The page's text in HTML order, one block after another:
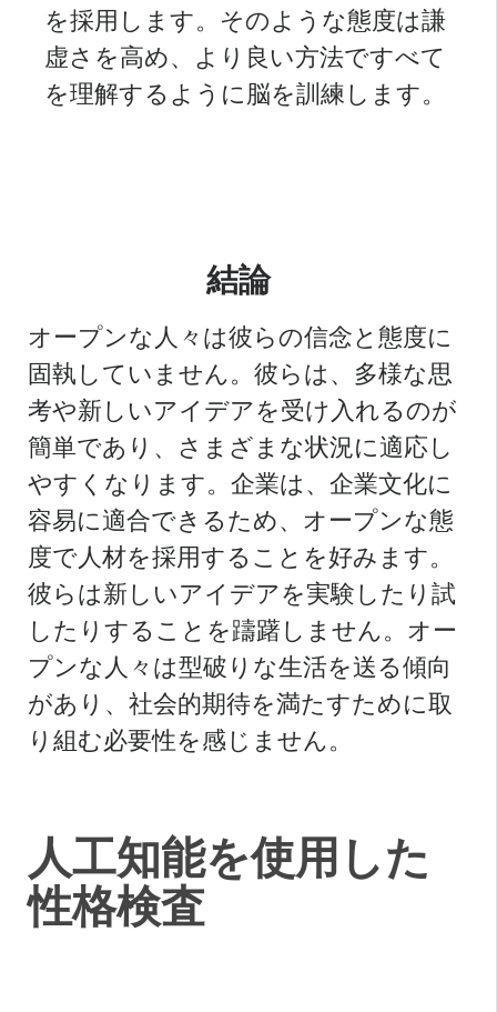
を採用します。そのような態度は謙
虚さを高め、より良い方法ですべて
を理解するように脳を訓練します。
結論
オープンな人々は彼らの信念と態度に
固執していません。彼らは、多様な思
考や新しいアイデアを受け入れるのが
簡単であり、さまざまな状況に適応し
やすくなります。企業は、企業文化に
容易に適合できるため、オープンな態
度で人材を採用することを好みます。
彼らは新しいアイデアを実験したり試
したりすることを躊躇しません。オー
プンな人々は型破りな生活を送る傾向
があり、社会的期待を満たすために取
り組む必要性を感じません。
人
工
知
人工知能を使用した
性格検査